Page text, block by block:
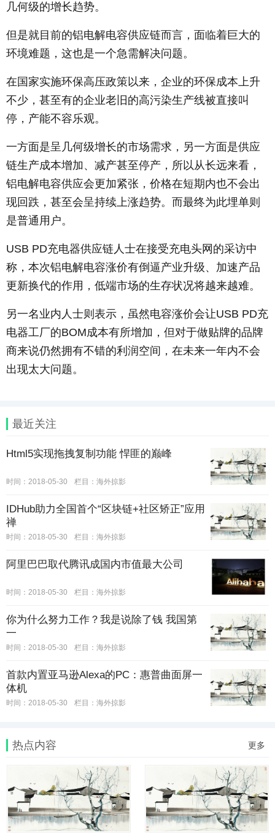
几何级的增长趋势。
但是就目前的铝电解电容供应链而言，面临着巨大的
环境难题，这也是一个急需解决问题。
在国家实施环保高压政策以来，企业的环保成本上升
不少，甚至有的企业老旧的高污染生产线被直接叫
停，产能不容乐观。
一方面是呈几何级增长的市场需求，另一方面是供应
链生产成本增加、减产甚至停产，所以从长远来看，
铝电解电容供应会更加紧张，价格在短期内也不会出
现回跌，甚至会呈持续上涨趋势。而最终为此埋单则
是普通用户。
USB PD充电器供应链人士在接受充电头网的采访中
称，本次铝电解电容涨价有倒逼产业升级、加速产品
更新换代的作用，低端市场的生存状况将越来越难。
另一名业内人士则表示，虽然电容涨价会让USB PD充
电器工厂的BOM成本有所增加，但对于做贴牌的品牌
商来说仍然拥有不错的利润空间，在未来一年内不会
出现太大问题。
最近关注
Html5实现拖拽复制功能 悍匪的巅峰
时间：2018-05-30 栏目： 海外掠影
IDHub助力全国首个“区块链+社区矫正”应用
禅
时间：2018-05-30 栏目： 海外掠影
阿里巴巴取代腾讯成国内市值最大公司
时间：2018-05-30 栏目： 海外掠影
你为什么努力工作？我是说除了钱 我国第
一
时间：2018-05-30 栏目： 海外掠影
首款内置亚马逊Alexa的PC：惠普曲面屏一
体机
时间：2018-05-30 栏目： 海外掠影
热点内容 更多